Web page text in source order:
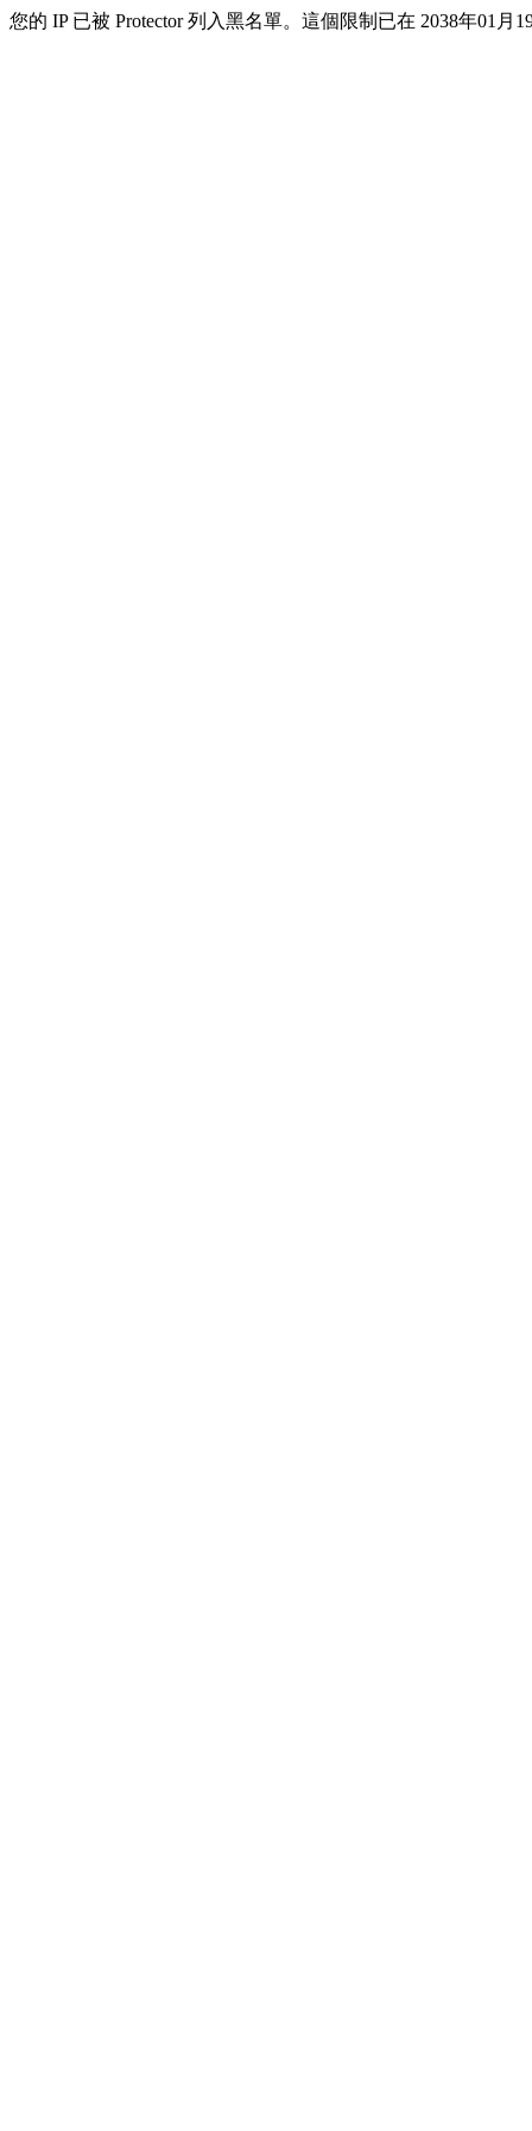
您的 IP 已被 Protector 列入黑名單。這個限制已在 2038年01月